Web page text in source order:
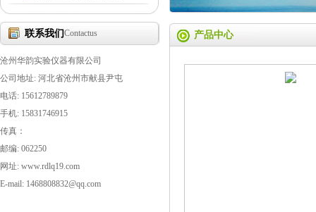
联系我们Contactus
沧州华韵实验仪器有限公司
公司地址: 河北省沧州市献县尹屯
电话: 15612789879
手机: 15831746915
传真：
邮编: 062250
网址: www.rdlq19.com
E-mail: 1468808832@qq.com
产品中心